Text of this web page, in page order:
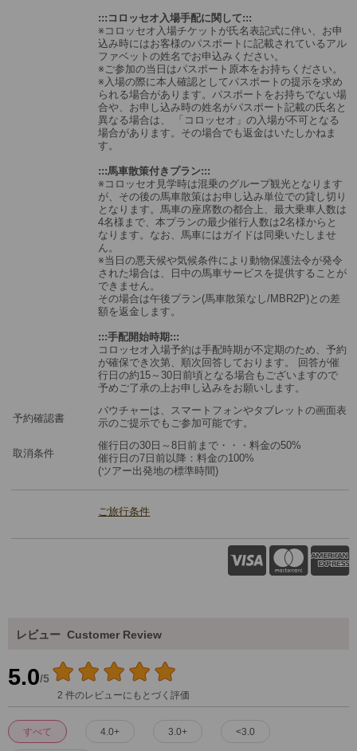
:::コロッセオ入場手配に関して:::
※コロッセオ入場チケットが氏名表記式に伴い、お申
込み時にはお客様のパスポートに記載されているアル
ファベットの姓名でお申込みください。
※ご参加の当日はパスポート原本をお持ちください。
※入場の際に本人確認としてパスポートの提示を求め
られる場合があります。パスポートをお持ちでない場
合や、お申し込み時の姓名がパスポート記載の氏名と
異なる場合は、 「コロッセオ」の入場が不可となる
場合があります。その場合でも返金はいたしかねま
す。
:::馬車散策付きプラン:::
※コロッセオ見学時は混乗のグループ観光となります
が、その後の馬車散策はお申し込み単位での貸し切り
となります。馬車の座席数の都合上、最大乗車人数は
4名様まで、本プランの最少催行人数は2名様からと
なります。なお、馬車にはガイドは同乗いたしませ
ん。
※当日の悪天候や気候条件により動物保護法令が発令
された場合は、日中の馬車サービスを提供することが
できません。
その場合は午後プラン(馬車散策なし/MBR2P)との差
額を返金します。
:::手配開始時期:::
コロッセオ入場予約は手配時期が不定期のため、予約
が確保でき次第、順次回答しております。 回答が催
行日の約15～30日前頃となる場合もございますので
予めご了承の上お申し込みをお願いします。
予約確認書
バウチャーは、スマートフォンやタブレットの画面表
示のご提示でもご参加可能です。
取消条件
催行日の30日～8日前まで・・・料金の50%
催行日の7日前以降：料金の100%
(ツアー出発地の標準時間)
ご旅行条件
レビュー Customer Review
5.0/5
2 件のレビューにもとづく評価
すべて 4.0+ 3.0+ <3.0